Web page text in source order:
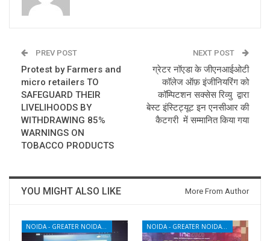
PREV POST
Protest by Farmers and
micro retailers TO
SAFEGUARD THEIR
LIVELIHOODS BY
WITHDRAWING 85%
WARNINGS ON
TOBACCO PRODUCTS
NEXT POST
ग्रेटर नॉएडा के जीएनआईओटी
कॉलेज ऑफ़ इंजीनियरिंग को
कॉम्पिटशन सक्सेस रिव्यु द्वारा
बेस्ट इंस्टिट्यूट इन एनसीआर की
कैटगरी में सम्मानित किया गया
YOU MIGHT ALSO LIKE More From Author